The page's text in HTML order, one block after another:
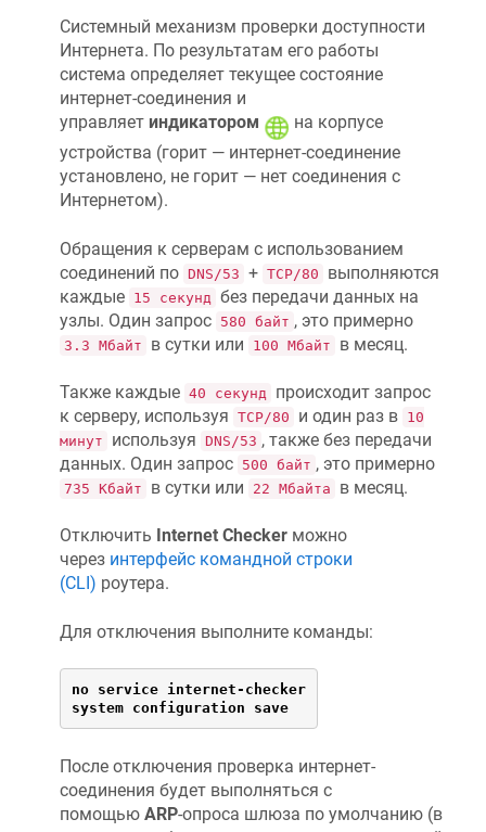
Системный механизм проверки доступности
Интернета. По результатам его работы
система определяет текущее состояние
интернет-соединения и
управляет индикатором
на корпусе
устройства (горит — интернет-соединение
установлено, не горит — нет соединения с
Интернетом).
Обращения к серверам с использованием
соединений по DNS/53 + TCP/80
выполняются
каждые 15 секунд без передачи данных на
узлы. Один запрос 580 байт , это примерно
3.3 Мбайт в сутки или 100 Мбайт в месяц.
Также каждые 40 секунд
происходит запрос
к серверу, используя TCP/80 и один раз в 10
минут
используя DNS/53 , также без передачи
данных. Один запрос 500 байт , это примерно
735 Кбайт в сутки или 22 Мбайта в месяц.
Отключить Internet Checker можно
через интерфейс командной строки
(CLI) роутера.
Для отключения выполните команды:
no service internet-checker
system configuration save
После отключения проверка интернет-
соединения будет выполняться с
помощью ARP-опроса шлюза по умолчанию (в